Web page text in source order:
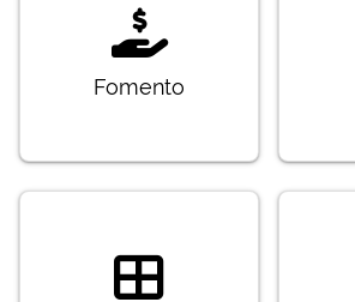
Fomento